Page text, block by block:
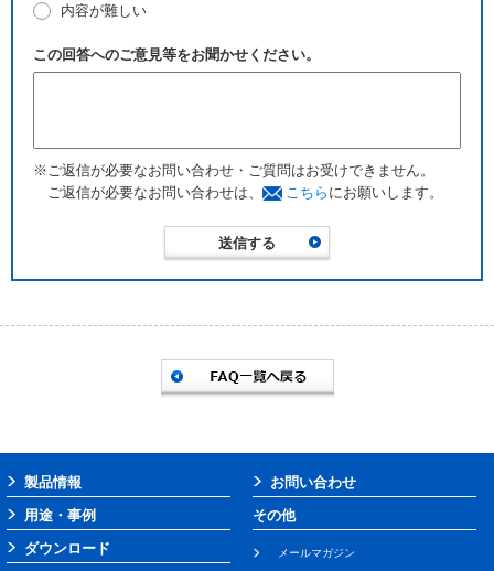
内容が難しい
この回答へのご意見等をお聞かせください。
※ご返信が必要なお問い合わせ・ご質問はお受けできません。
ご返信が必要なお問い合わせは、
こちら にお願いします。
製品情報
用途・事例
ダウンロード
お問い合わせ
その他
メールマガジン